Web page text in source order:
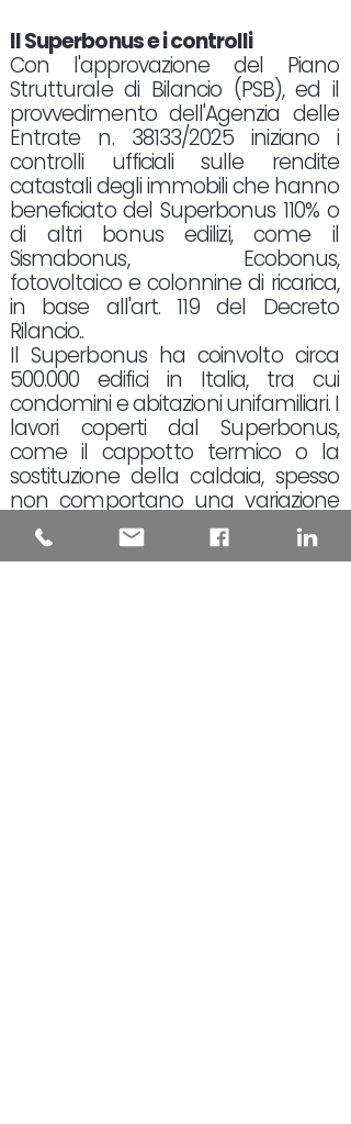
Il Superbonus e i controlli
Con l'approvazione del Piano
Strutturale di Bilancio (PSB), ed il
provvedimento dell'Agenzia delle
Entrate n. 38133/2025 iniziano i
controlli ufficiali sulle rendite
catastali degli immobili che hanno
beneficiato del Superbonus 110% o
di altri bonus edilizi, come il
Sismabonus, Ecobonus,
fotovoltaico e colonnine di ricarica,
in base all'art. 119 del Decreto
Rilancio..
Il Superbonus ha coinvolto circa
500.000 edifici in Italia, tra cui
condomini e abitazioni unifamiliari. I
lavori coperti dal Superbonus,
come il cappotto termico o la
sostituzione della caldaia, spesso
non comportano una variazione
della pianta dell'immobile, e quindi
non richiedono, in teoria, un